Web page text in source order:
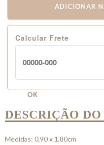
ADICIONAR
Calcular Frete
OK
DESCRIÇÃO
Medidas: 0,90 x 1,80cm